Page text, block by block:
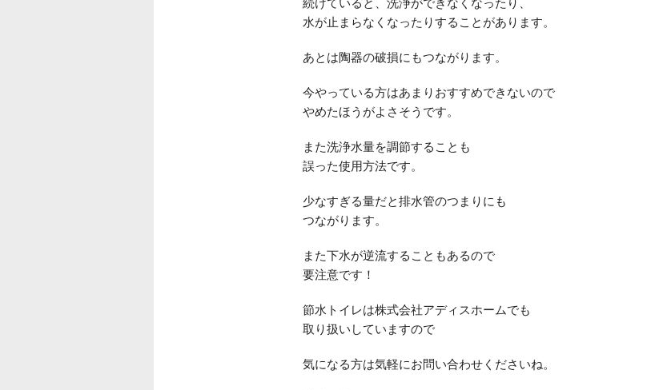
続けていると、洗浄ができなくなったり、
水が止まらなくなったりすることがあります。
あとは陶器の破損にもつながります。
今やっている方はあまりおすすめできないので
やめたほうがよさそうです。
また洗浄水量を調節することも
誤った使用方法です。
少なすぎる量だと排水管のつまりにも
つながります。
また下水が逆流することもあるので
要注意です！
節水トイレは株式会社アディスホームでも
取り扱いしていますので
気になる方は気軽にお問い合わせくださいね。